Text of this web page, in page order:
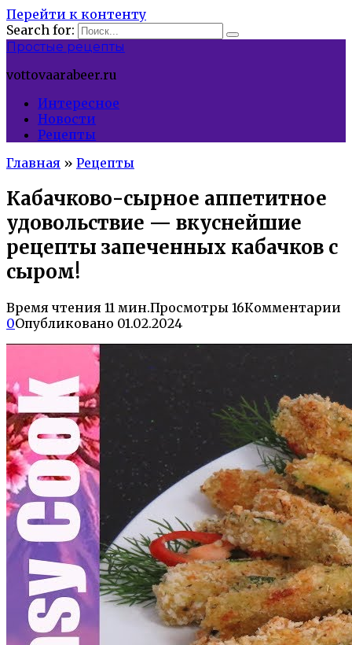
Перейти к контенту
Search for:
Простые рецепты
vottovaarabeer.ru
Интересное
Новости
Рецепты
Главная » Рецепты
Кабачково-сырное аппетитное
удовольствие — вкуснейшие
рецепты запеченных кабачков с
сыром!
Время чтения 11 мин.Просмотры 16Комментарии
0Опубликовано 01.02.2024